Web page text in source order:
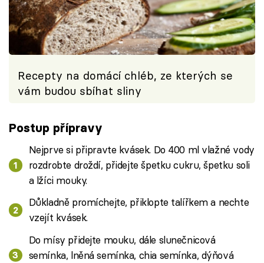
Recepty na domácí chléb, ze kterých se
vám budou sbíhat sliny
Postup přípravy
Nejprve si připravte kvásek. Do 400 ml vlažné vody
rozdrobte droždí, přidejte špetku cukru, špetku soli
a lžíci mouky.
Důkladně promíchejte, přiklopte talířkem a nechte
vzejít kvásek.
Do mísy přidejte mouku, dále slunečnicová
semínka, lněná semínka, chia semínka, dýňová